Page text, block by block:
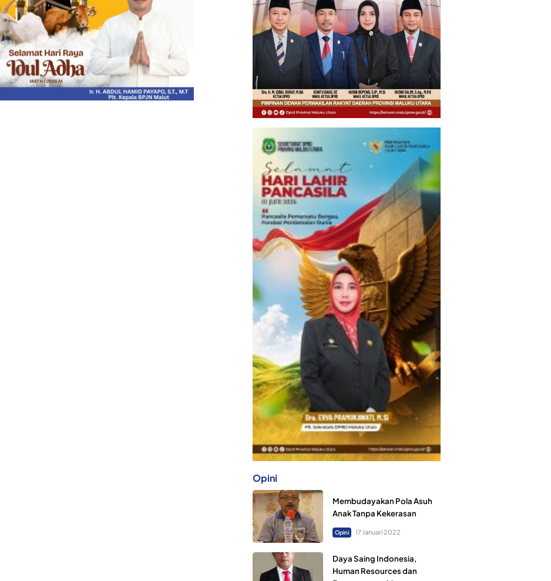
Opini
Membudayakan Pola Asuh
Anak Tanpa Kekerasan
Opini 17 Januari 2022
Daya Saing Indonesia,
Human Resources dan